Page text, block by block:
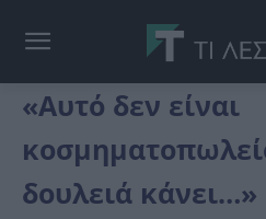
«Αυτό δεν είναι
δουλειά κάνει…»